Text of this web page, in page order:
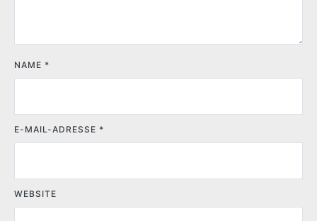
NAME *
E-MAIL-ADRESSE *
WEBSITE